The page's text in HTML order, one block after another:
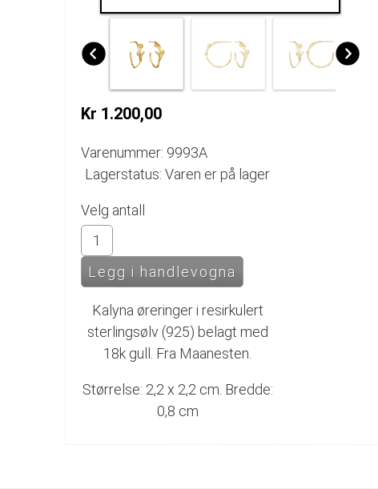
Kr 1.200,00
Varenummer: 9993A
Lagerstatus: Varen er på lager
Velg antall
Kalyna øreringer i resirkulert
sterlingsølv (925) belagt med
18k gull. Fra Maanesten.
Størrelse: 2,2 x 2,2 cm. Bredde:
0,8 cm